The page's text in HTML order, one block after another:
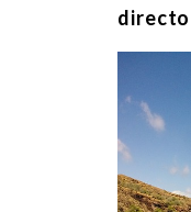
directo